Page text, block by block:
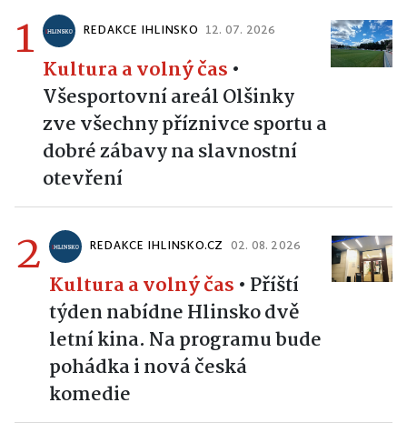
1 REDAKCE IHLINSKO 12. 07. 2026
Kultura a volný čas •
Všesportovní areál Olšinky
zve všechny příznivce sportu a
dobré zábavy na slavnostní
otevření
2 REDAKCE IHLINSKO.CZ 02. 08. 2026
Kultura a volný čas • Příští
týden nabídne Hlinsko dvě
letní kina. Na programu bude
pohádka i nová česká
komedie